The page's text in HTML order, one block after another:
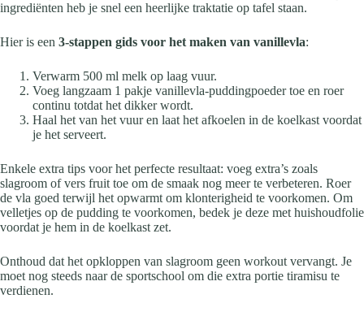
ingrediënten heb je snel een heerlijke traktatie op tafel staan.
Hier is een 3-stappen gids voor het maken van vanillevla:
Verwarm 500 ml melk op laag vuur.
Voeg langzaam 1 pakje vanillevla-puddingpoeder toe en roer
continu totdat het dikker wordt.
Haal het van het vuur en laat het afkoelen in de koelkast voordat
je het serveert.
Enkele extra tips voor het perfecte resultaat: voeg extra’s zoals
slagroom of vers fruit toe om de smaak nog meer te verbeteren. Roer
de vla goed terwijl het opwarmt om klonterigheid te voorkomen. Om
velletjes op de pudding te voorkomen, bedek je deze met huishoudfolie
voordat je hem in de koelkast zet.
Onthoud dat het opkloppen van slagroom geen workout vervangt. Je
moet nog steeds naar de sportschool om die extra portie tiramisu te
verdienen.